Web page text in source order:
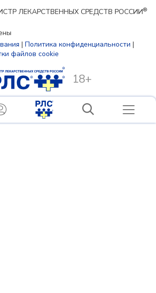
ЛЕКАРСТВЕННЫХ СРЕДСТВ РОССИИ®
| Политика конфиденциальности |
файлов cookie
18+